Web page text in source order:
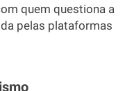
quem questiona a
pelas plataformas